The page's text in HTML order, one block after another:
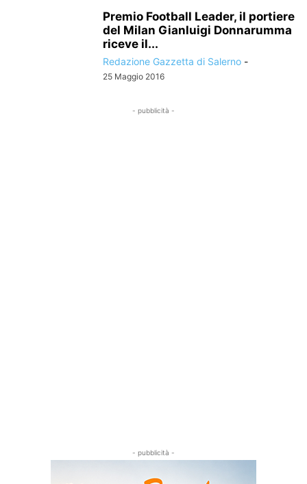
Premio Football Leader, il portiere
del Milan Gianluigi Donnarumma
riceve il...
Redazione Gazzetta di Salerno -
25 Maggio 2016
- pubblicità -
- pubblicità -